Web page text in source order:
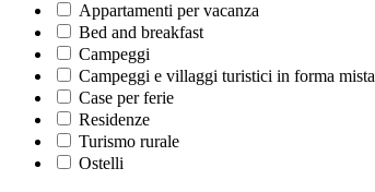
Appartamenti per vacanza
Bed and breakfast
Campeggi
Campeggi e villaggi turistici in forma mista
Case per ferie
Residenze
Turismo rurale
Ostelli